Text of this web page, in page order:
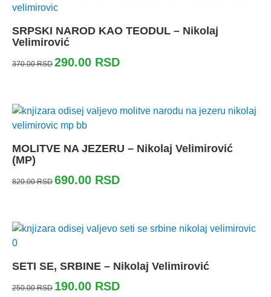
SRPSKI NAROD KAO TEODUL – Nikolaj
Velimirović
370.00RSD 290.00 RSD
MOLITVE NA JEZERU – Nikolaj Velimirović
(MP)
820.00RSD 690.00 RSD
SETI SE, SRBINE – Nikolaj Velimirović
250.00RSD 190.00 RSD